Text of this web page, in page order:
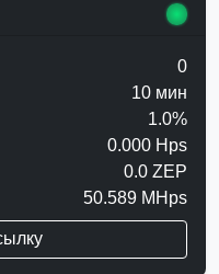
0
10 мин
1.0%
0.000 Hps
0.0 ZEP
50.589 MHps